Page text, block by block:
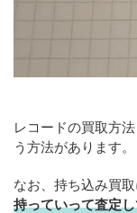
レコードの買取方
う方法があります。
なお、持ち込み買
持っていって査定